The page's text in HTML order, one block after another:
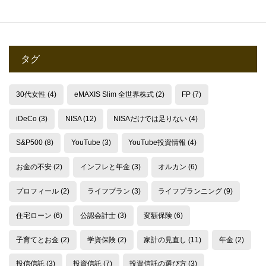
タグ
30代女性(4) eMAXIS Slim 全世界株式(2) FP (7)
iDeCo(3) NISA(12) NISAだけでは足りない (4)
S&P500(8) YouTube (3) YouTube投資情報 (4)
お金の不安(2) インフレと年金(3) オルカン (6)
プロフィール(2) ライフプラン (3) ライフプランニング (9)
住宅ローン (6) 公認会計士(3) 変額保険 (6)
子育てとお金(2) 学資保険(2) 家計の見直し (11) 年金 (2)
投信信託(3) 投資信託(7) 投資信託の選び方 (3)